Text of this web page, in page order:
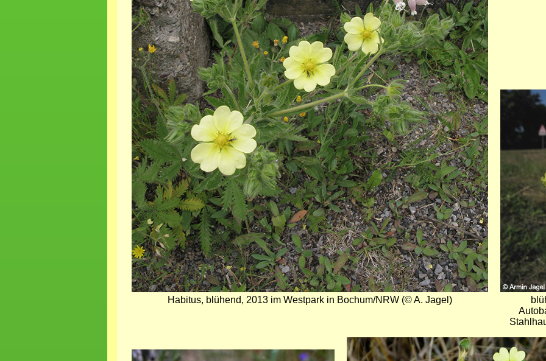
Habitus, blühend, 2013 im Westpark in Bochum/NRW (© A. Jagel)
Bild
Bild
Bild